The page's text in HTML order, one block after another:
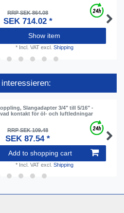
RRP SEK 864.08
SEK 714.02 *
Show item
* Incl. VATexcl. Shipping
Slangadapter 3/4" till 5/16" -
kontakt för öl- och luftledningar
RRP SEK 109.48
SEK 87.54 *
Add to shopping cart
* Incl. VATexcl. Shipping